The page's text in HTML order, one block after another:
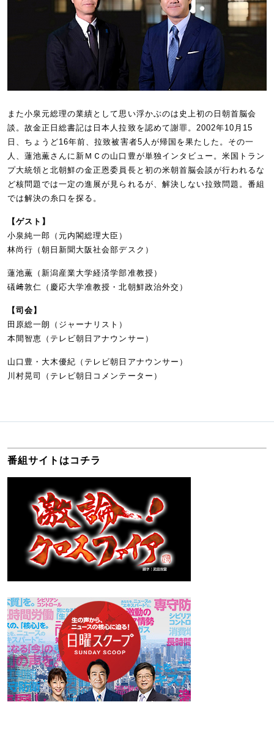
また小泉元総理の業績として思い浮かぶのは史上初の日朝首脳会
談。故金正日総書記は日本人拉致を認めて謝罪。2002年10月15
日、ちょうど16年前、拉致被害者5人が帰国を果たした。その一
人、蓮池薫さんに新ＭＣの山口豊が単独インタビュー。米国トラン
プ大統領と北朝鮮の金正恩委員長と初の米朝首脳会談が行われるな
ど核問題では一定の進展が見られるが、解決しない拉致問題。番組
では解決の糸口を探る。
【ゲスト】
小泉純一郎（元内閣総理大臣）
林尚行（朝日新聞大阪社会部デスク）
蓮池薫（新潟産業大学経済学部准教授）
礒﨑敦仁（慶応大学准教授・北朝鮮政治外交）
【司会】
田原総一朗（ジャーナリスト）
本間智恵（テレビ朝日アナウンサー）
山口豊・大木優紀（テレビ朝日アナウンサー）
川村晃司（テレビ朝日コメンテーター）
番組サイトはコチラ